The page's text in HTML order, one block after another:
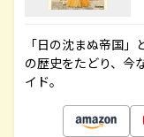
「日の沈まぬ帝国
の歴史をたどり、今
イド。